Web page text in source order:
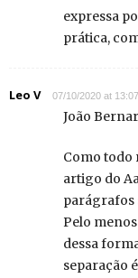
expressa
prática,
Leo V 07/10/2020 at 13:07
João
Como todo
artigo do
parágrafos
Pelo
dessa
separação